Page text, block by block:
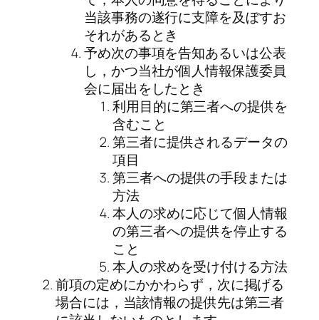
当該事務の遂行に支障を及ぼすお
それがあるとき
予め次の事項を告知あるいは公表
し，かつ当社が個人情報保護委員
会に届出をしたとき
利用目的に第三者への提供を
含むこと
第三者に提供されるデータの
項目
第三者への提供の手段または
方法
本人の求めに応じて個人情報
の第三者への提供を停止する
こと
本人の求めを受け付ける方法
前項の定めにかかわらず，次に掲げる
場合には，当該情報の提供先は第三者